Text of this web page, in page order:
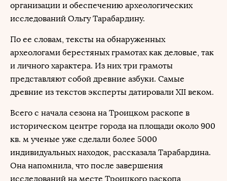
организации и обеспечению археологических
исследований Ольгу Тарабардину.
По ее словам, тексты на обнаруженных
археологами берестяных грамотах как деловые, так
и личного характера. Из них три грамоты
представляют собой древние азбуки. Самые
древние из текстов эксперты датировали XII веком.
Всего с начала сезона на Троицком раскопе в
историческом центре города на площади около 900
кв. м ученые уже сделали более 5000
индивидуальных находок, рассказала Тарабардина.
Она напомнила, что после завершения
исследований на месте Троицкого раскопа